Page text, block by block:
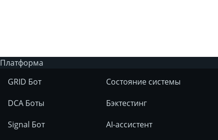
Платформа
GRID Бот
DCA Боты
Signal Бот
Состояние системы
Бэктестинг
AI-ассистент